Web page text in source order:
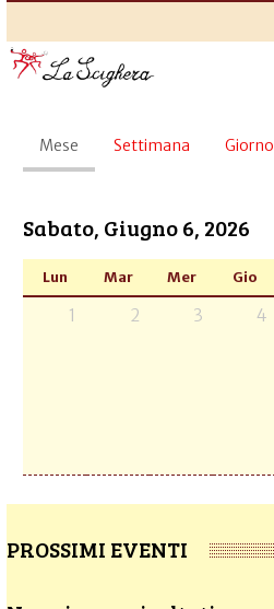
Schede
primarie
Mese (scheda
attiva)
Settimana Giorno
Sabato, Giugno 6, 2026
Lun Mar Mer Gio
1 2 3 4
PROSSIMI EVENTI